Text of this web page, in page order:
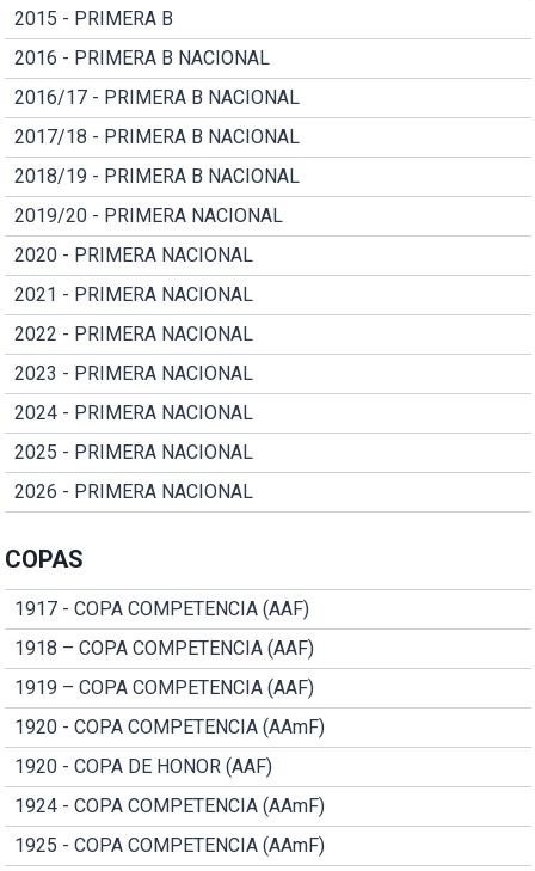
2015 - PRIMERA B
2016 - PRIMERA B NACIONAL
2016/17 - PRIMERA B NACIONAL
2017/18 - PRIMERA B NACIONAL
2018/19 - PRIMERA B NACIONAL
2019/20 - PRIMERA NACIONAL
2020 - PRIMERA NACIONAL
2021 - PRIMERA NACIONAL
2022 - PRIMERA NACIONAL
2023 - PRIMERA NACIONAL
2024 - PRIMERA NACIONAL
2025 - PRIMERA NACIONAL
2026 - PRIMERA NACIONAL
COPAS
1917 - COPA COMPETENCIA (AAF)
1918 – COPA COMPETENCIA (AAF)
1919 – COPA COMPETENCIA (AAF)
1920 - COPA COMPETENCIA (AAmF)
1920 - COPA DE HONOR (AAF)
1924 - COPA COMPETENCIA (AAmF)
1925 - COPA COMPETENCIA (AAmF)